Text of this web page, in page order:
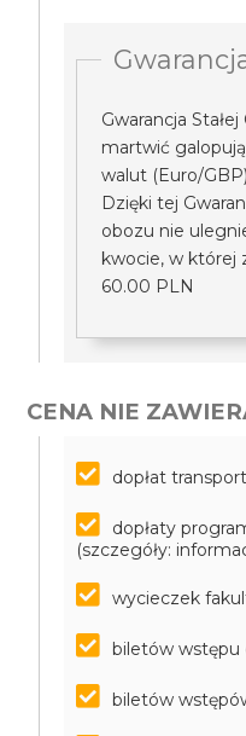
Gwarancja
martwić
walut (Euro/
Dzięki tej
obozu nie
kwocie, w której
60.00 PLN
CENA NIE
dopłat
dopłaty
(szczegóły:
wycieczek
biletów wstępu
biletów